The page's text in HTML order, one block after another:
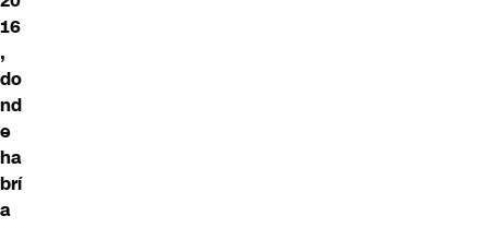
16
,
do
nd
e
ha
brí
a